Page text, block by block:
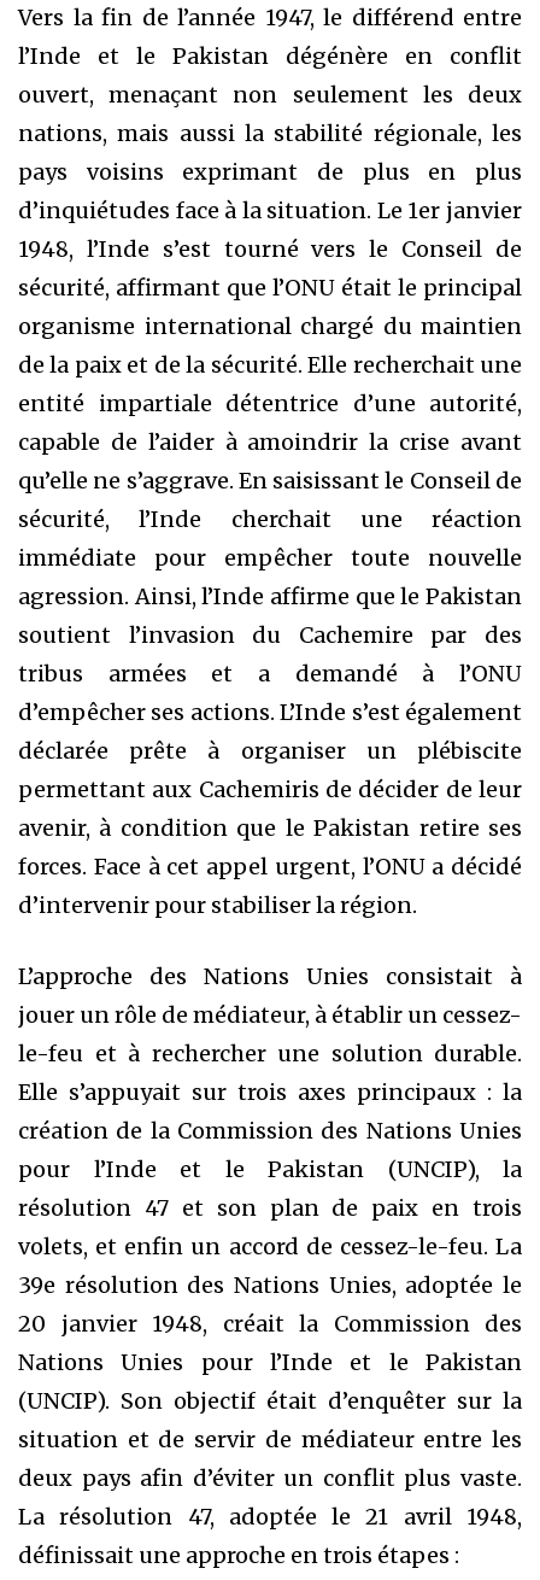
Vers la fin de l’année 1947, le différend entre
l’Inde et le Pakistan dégénère en conflit
ouvert, menaçant non seulement les deux
nations, mais aussi la stabilité régionale, les
pays voisins exprimant de plus en plus
d’inquiétudes face à la situation. Le 1er janvier
1948, l’Inde s’est tourné vers le Conseil de
sécurité, affirmant que l’ONU était le principal
organisme international chargé du maintien
de la paix et de la sécurité. Elle recherchait une
entité impartiale détentrice d’une autorité,
capable de l’aider à amoindrir la crise avant
qu’elle ne s’aggrave. En saisissant le Conseil de
sécurité, l’Inde cherchait une réaction
immédiate pour empêcher toute nouvelle
agression. Ainsi, l’Inde affirme que le Pakistan
soutient l’invasion du Cachemire par des
tribus armées et a demandé à l’ONU
d’empêcher ses actions. L’Inde s’est également
déclarée prête à organiser un plébiscite
permettant aux Cachemiris de décider de leur
avenir, à condition que le Pakistan retire ses
forces. Face à cet appel urgent, l’ONU a décidé
d’intervenir pour stabiliser la région.
L’approche des Nations Unies consistait à
jouer un rôle de médiateur, à établir un cessez-
le-feu et à rechercher une solution durable.
Elle s’appuyait sur trois axes principaux : la
création de la Commission des Nations Unies
pour l’Inde et le Pakistan (UNCIP), la
résolution 47 et son plan de paix en trois
volets, et enfin un accord de cessez-le-feu. La
39e résolution des Nations Unies, adoptée le
20 janvier 1948, créait la Commission des
Nations Unies pour l’Inde et le Pakistan
(UNCIP). Son objectif était d’enquêter sur la
situation et de servir de médiateur entre les
deux pays afin d’éviter un conflit plus vaste.
La résolution 47, adoptée le 21 avril 1948,
définissait une approche en trois étapes :